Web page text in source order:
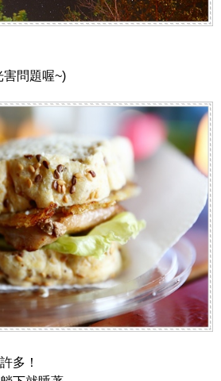
害問題喔~)
多！